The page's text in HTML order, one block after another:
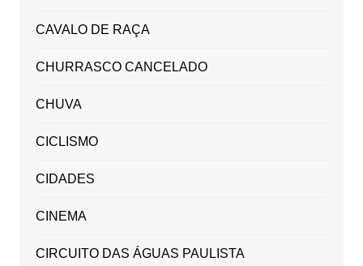
CAVALO DE RAÇA
CHURRASCO CANCELADO
CHUVA
CICLISMO
CIDADES
CINEMA
CIRCUITO DAS ÁGUAS PAULISTA